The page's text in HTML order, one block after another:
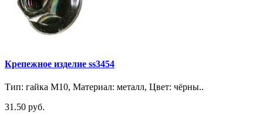
Крепежное изделие ss3454
Тип: гайка М10, Материал: металл, Цвет: чёрны..
31.50 руб.